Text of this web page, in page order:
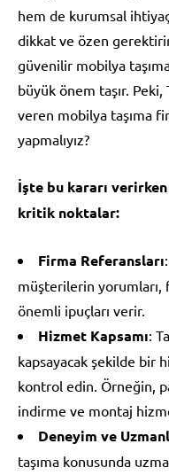
hem de kurumsal
dikkat ve özen
güvenilir mobilya
büyük önem taşır.
veren mobilya taşıma
yapmalıyız?
İşte bu kararı
kritik noktalar:
Firma Referansları
müşterilerin yorumları,
önemli ipuçları verir.
Hizmet Kapsamı:
kapsayacak şekilde bir
kontrol edin. Örneğin,
indirme ve montaj
Deneyim ve
taşıma konusunda